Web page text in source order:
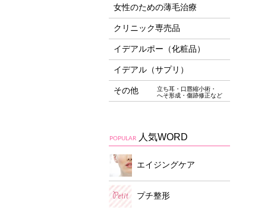
女性のための薄毛治療
クリニック専売品
イデアルポー（化粧品）
イデアル（サプリ）
その他
立ち耳・口唇縮小術・
へそ形成・傷跡修正など
POPULAR 人気WORD
エイジングケア
プチ整形